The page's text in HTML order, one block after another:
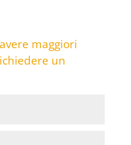
maggiori
un